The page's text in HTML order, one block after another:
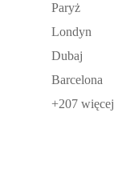
Paryż
Londyn
Dubaj
Barcelona
+207 więcej